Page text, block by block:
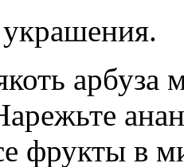
арбуза
фрукты в